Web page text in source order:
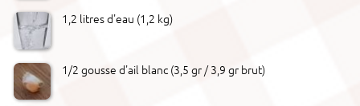
1,2 litres d'eau (1,2 kg)
1/2 gousse d'ail blanc (3,5 gr / 3,9 gr brut)